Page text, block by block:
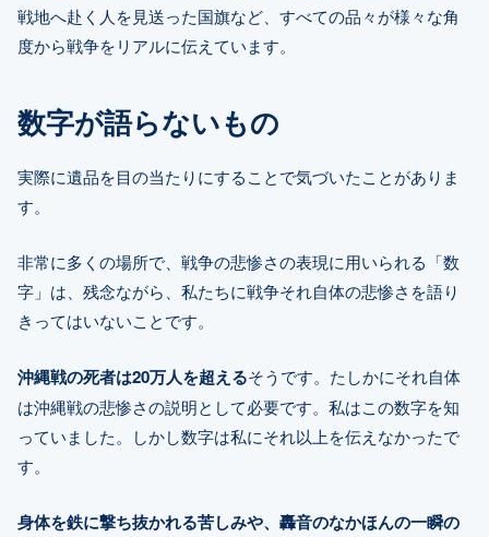
戦地へ赴く人を見送った国旗など、すべての品々が様々な角
度から戦争をリアルに伝えています。
数字が語らないもの
実際に遺品を目の当たりにすることで気づいたことがありま
す。
非常に多くの場所で、戦争の悲惨さの表現に用いられる「数
字」は、残念ながら、私たちに戦争それ自体の悲惨さを語り
きってはいないことです。
沖縄戦の死者は20万人を超えるそうです。たしかにそれ自体
は沖縄戦の悲惨さの説明として必要です。私はこの数字を知
っていました。しかし数字は私にそれ以上を伝えなかったで
す。
身体を鉄に撃ち抜かれる苦しみや、轟音のなかほんの一瞬の